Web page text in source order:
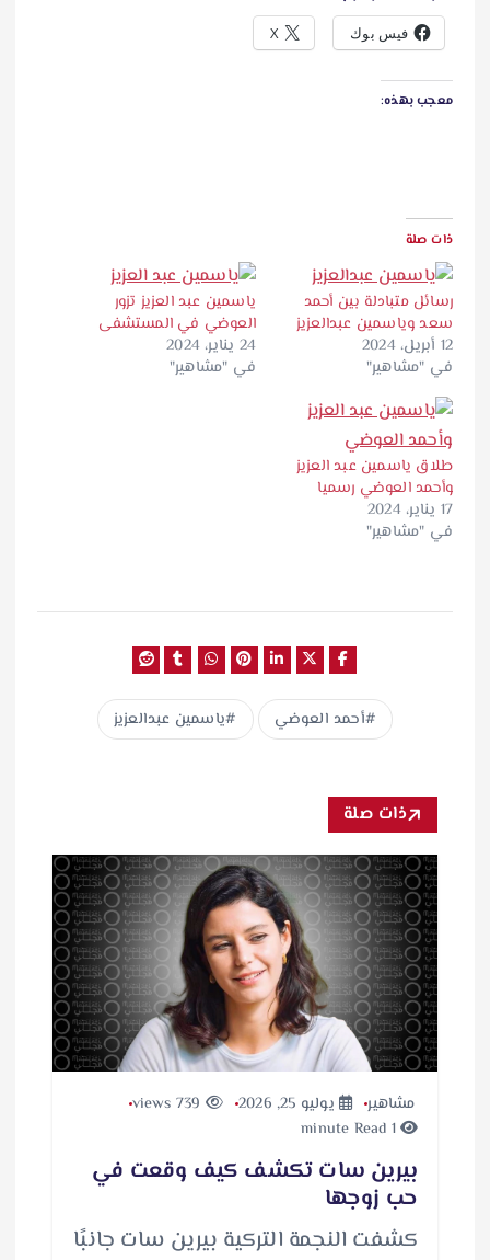
فيس بوك X
معجب بهذه:
ذات صلة
رسائل متبادلة بين أحمد
سعد وياسمين عبدالعزيز
12 أبريل، 2024
في "مشاهير"
ياسمين عبد العزيز تزور
العوضي في المستشفى
24 يناير، 2024
في "مشاهير"
طلاق ياسمين عبد العزيز
وأحمد العوضي رسميا
17 يناير، 2024
في "مشاهير"
أحمد العوضي ياسمين عبدالعزيز
ذات صلة
مشاهير يوليو 25, 2026
1 minute Read
بيرين سات تكشف كيف وقعت في
حب زوجها
كشفت النجمة التركية بيرين سات جانبًا